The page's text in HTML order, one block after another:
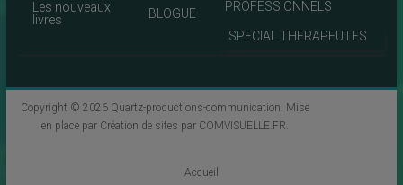
Les nouveaux
livres
BLOGUE
PROFESSIONNELS
SPECIAL THERAPEUTES
Copyright © 2026 Quartz-productions-communication. Mise
en place par Création de sites par COMVISUELLE.FR.
Accueil